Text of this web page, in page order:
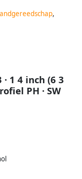
,
1 4 inch (6 3
PH · SW